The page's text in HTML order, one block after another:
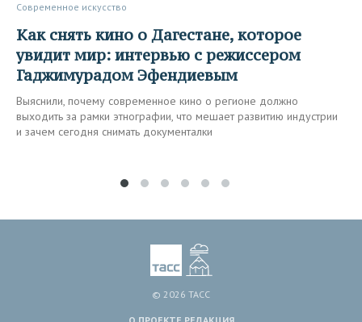
Современное искусство
Как снять кино о Дагестане, которое
увидит мир: интервью с режиссером
Гаджимурадом Эфендиевым
Выяснили, почему современное кино о регионе должно
выходить за рамки этнографии, что мешает развитию индустрии
и зачем сегодня снимать документалки
© 2026 ТАСС